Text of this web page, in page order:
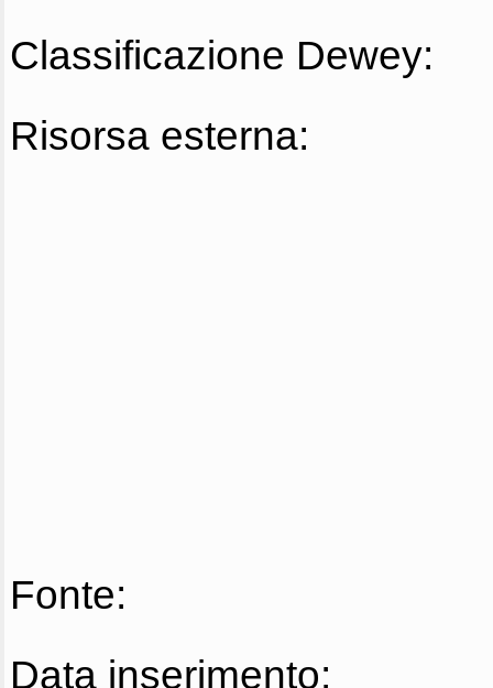
Classificazione Dewey:
Risorsa esterna:
Fonte:
Data inserimento: